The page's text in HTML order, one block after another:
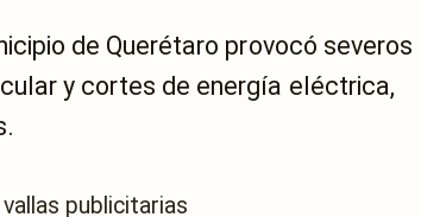
de Querétaro provocó severos
y cortes de energía eléctrica,